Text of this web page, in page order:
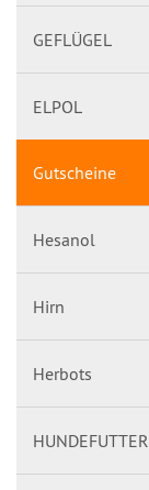
GEFLÜGEL
ELPOL
Gutscheine
Hesanol
Hirn
Herbots
HUNDEFUTTER